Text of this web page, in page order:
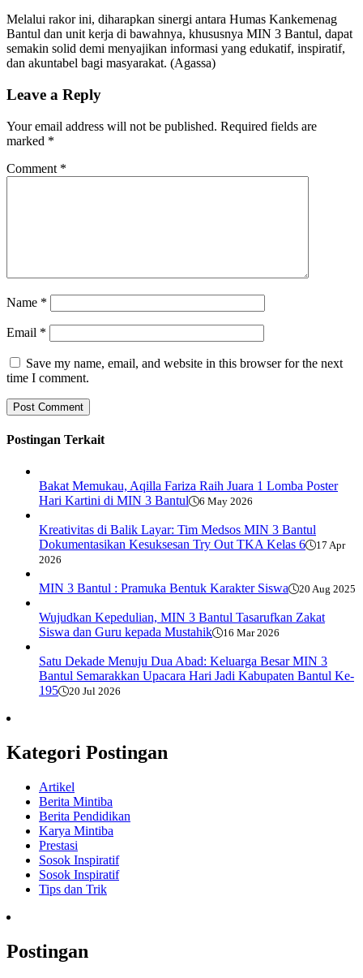
Melalui rakor ini, diharapkan sinergi antara Humas Kankemenag
Bantul dan unit kerja di bawahnya, khususnya MIN 3 Bantul, dapat
semakin solid demi menyajikan informasi yang edukatif, inspiratif,
dan akuntabel bagi masyarakat. (Agassa)
Leave a Reply
Your email address will not be published. Required fields are
marked *
Comment *
Name *
Email *
Save my name, email, and website in this browser for the next
time I comment.
Postingan Terkait
Bakat Memukau, Aqilla Fariza Raih Juara 1 Lomba Poster
Hari Kartini di MIN 3 Bantul
6 May 2026
Kreativitas di Balik Layar: Tim Medsos MIN 3 Bantul
Dokumentasikan Kesuksesan Try Out TKA Kelas 6
17 Apr
2026
MIN 3 Bantul : Pramuka Bentuk Karakter Siswa 20 Aug 2025
Wujudkan Kepedulian, MIN 3 Bantul Tasarufkan Zakat
Siswa dan Guru kepada Mustahik
16 Mar 2026
Satu Dekade Menuju Dua Abad: Keluarga Besar MIN 3
Bantul Semarakkan Upacara Hari Jadi Kabupaten Bantul Ke-
195
20 Jul 2026
Kategori Postingan
Artikel
Berita Mintiba
Berita Pendidikan
Karya Mintiba
Prestasi
Sosok Inspiratif
Sosok Inspiratif
Tips dan Trik
Postingan